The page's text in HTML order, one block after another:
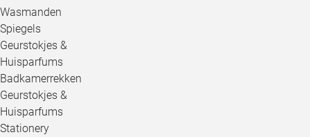
Wasmanden
Spiegels
Geurstokjes &
Huisparfums
Badkamerrekken
Geurstokjes &
Huisparfums
Stationery